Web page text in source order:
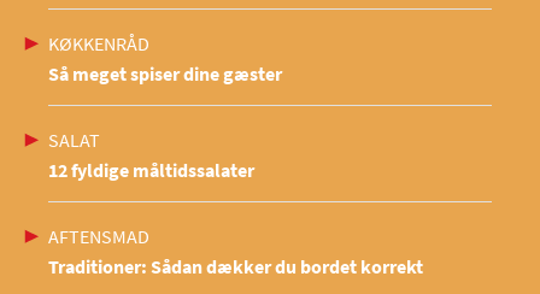
KØKKENRÅD
Så meget spiser dine gæster
SALAT
12 fyldige måltidssalater
AFTENSMAD
Traditioner: Sådan dækker du bordet korrekt